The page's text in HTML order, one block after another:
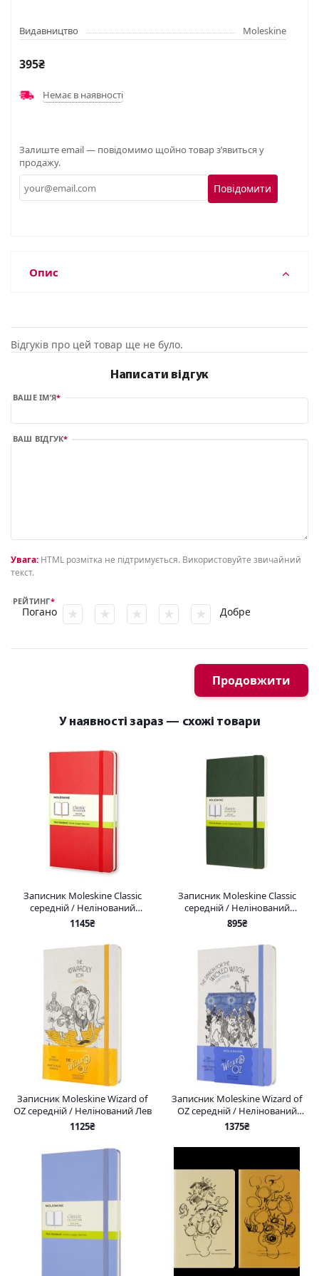
Видавництво Moleskine
395₴
Немає в наявності
Залиште email — повідомимо щойно товар з’явиться у
продажу.
Повідомити
Опис
Відгуків про цей товар ще не було.
Написати відгук
ВАШЕ ІМ’Я
ВАШ ВІДГУК
Увага: HTML розмітка не підтримується. Використовуйте звичайний
текст.
РЕЙТИНГ
Погано Добре
Продовжити
У наявності зараз — схожі товари
Записник Moleskine Classic
середній / Нелінований
Червоний
1145₴
Записник Moleskine Classic
середній / Нелінований
Миртовий Зелений М’який
895₴
Записник Moleskine Wizard of
OZ середній / Нелінований Лев
1125₴
Записник Moleskine Wizard of
OZ середній / Нелінований
Відьма
1375₴